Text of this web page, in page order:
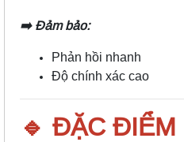
➡️ Đảm bảo:
Phản hồi nhanh
Độ chính xác cao
🔹 ĐẶC ĐIỂM